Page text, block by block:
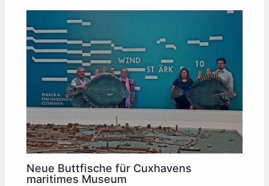
Neue Buttfische für Cuxhavens
maritimes Museum